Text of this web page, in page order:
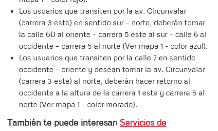
Los usuarios que transiten por la av. Circunvalar
(carrera 3 este) en sentido sur – norte, deberán tomar
la calle 6D al oriente – carrera 5 este al sur – calle 6 al
occidente – carrera 5 al norte (Ver mapa 1 - color azul).
Los usuarios que transiten por la calle 7 en sentido
occidente – oriente y desean tomar la av. Circunvalar
(carrera 3 este) al norte, deberán hacer retorno al
occidente a la altura de la carrera 1 este y carrera 5 al
norte (Ver mapa 1 - color morado).
También te puede interesar: Servicios de